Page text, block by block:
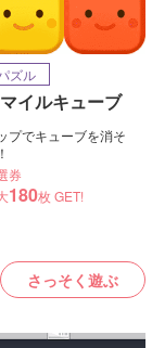
ズル
イルキューブ
プでキューブを消そ
券
180枚 GET!
さっそく遊ぶ